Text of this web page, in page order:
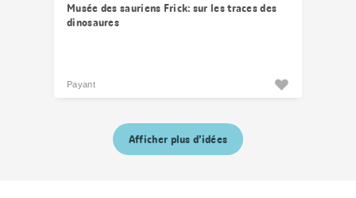
Musée des sauriens Frick: sur les traces des
dinosaures
Payant
Afficher plus d’idées